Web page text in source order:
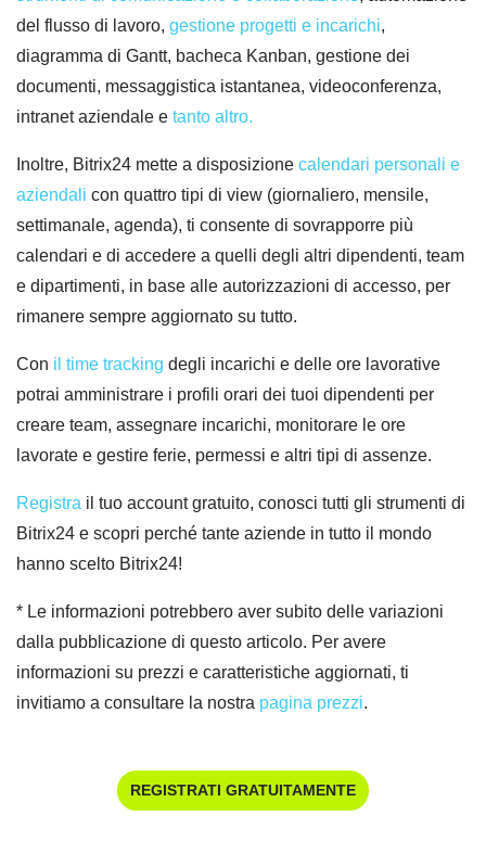
del flusso di lavoro, gestione progetti e incarichi,
diagramma di Gantt, bacheca Kanban, gestione dei
documenti, messaggistica istantanea, videoconferenza,
intranet aziendale e tanto altro.
Inoltre, Bitrix24 mette a disposizione calendari personali e
aziendali con quattro tipi di view (giornaliero, mensile,
settimanale, agenda), ti consente di sovrapporre più
calendari e di accedere a quelli degli altri dipendenti, team
e dipartimenti, in base alle autorizzazioni di accesso, per
rimanere sempre aggiornato su tutto.
Con il time tracking degli incarichi e delle ore lavorative
potrai amministrare i profili orari dei tuoi dipendenti per
creare team, assegnare incarichi, monitorare le ore
lavorate e gestire ferie, permessi e altri tipi di assenze.
Registra il tuo account gratuito, conosci tutti gli strumenti di
Bitrix24 e scopri perché tante aziende in tutto il mondo
hanno scelto Bitrix24!
* Le informazioni potrebbero aver subito delle variazioni
dalla pubblicazione di questo articolo. Per avere
informazioni su prezzi e caratteristiche aggiornati, ti
invitiamo a consultare la nostra pagina prezzi.
REGISTRATI GRATUITAMENTE